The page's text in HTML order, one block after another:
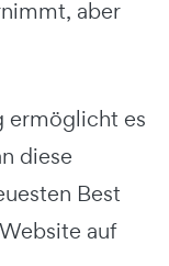
aber
ermöglicht es
diese
Best
auf